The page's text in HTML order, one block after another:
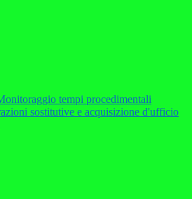
tempi procedimentali
sostitutive e acquisizione d'ufficio